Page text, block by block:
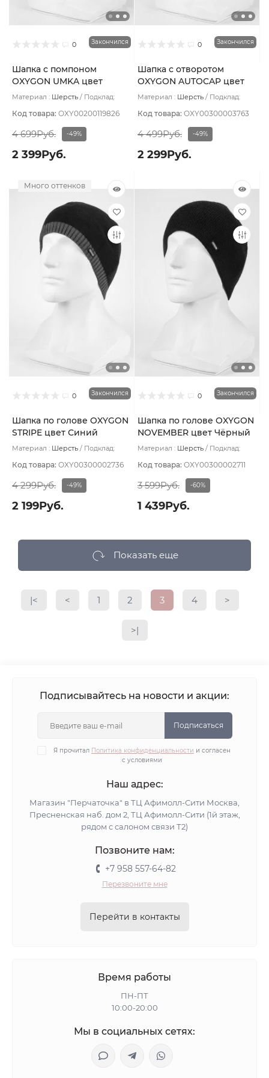
0 Закончился
Шапка с помпоном
OXYGON UMKA цвет
Чёрный
Материал : Шерсть
Подклад:
Код товара: OXY00200119826
4 699Руб. -49%
2 399Руб.
0 Закончился
Шапка с отворотом
OXYGON AUTOCAP цвет
Коричневый
Материал : Шерсть
Подклад:
Код товара: OXY00300003763
4 499Руб. -49%
2 299Руб.
Много оттенков
0 Закончился
Шапка по голове OXYGON
STRIPE цвет Синий
тёмный
Материал : Шерсть
Подклад:
Код товара: OXY00300002736
4 299Руб. -49%
2 199Руб.
0 Закончился
Шапка по голове OXYGON
NOVEMBER цвет Чёрный
Материал : Шерсть
Подклад:
Код товара: OXY00300002711
3 599Руб. -60%
1 439Руб.
Показать еще
|< < 1 2 3 4 >
>|
Подписывайтесь на новости и акции:
Подписаться
Я прочитал Политика конфиденциальности и согласен
с условиями
Наш адрес:
Магазин "Перчаточка" в ТЦ Афимолл-Сити Москва,
Пресненская наб. дом 2, ТЦ Афимолл-Сити (1й этаж,
рядом с салоном связи Т2)
Позвоните нам:
+7 958 557-64-82
Перезвоните мне
Перейти в контакты
Время работы
ПН-ПТ
10:00-20:00
Мы в социальных сетях: